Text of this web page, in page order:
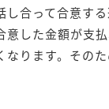
し合って合意す
意した金額が支
なります。その